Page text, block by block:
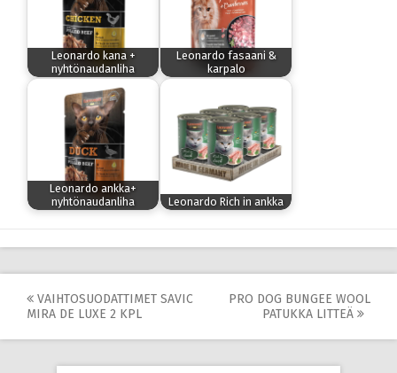
Leonardo kana +
nyhtönaudanliha
Leonardo fasaani &
karpalo
Leonardo ankka+
nyhtönaudanliha
Leonardo Rich in ankka
Post
VAIHTOSUODATTIMET SAVIC
MIRA DE LUXE 2 KPL
PRO DOG BUNGEE WOOL
PATUKKA LITTEÄ